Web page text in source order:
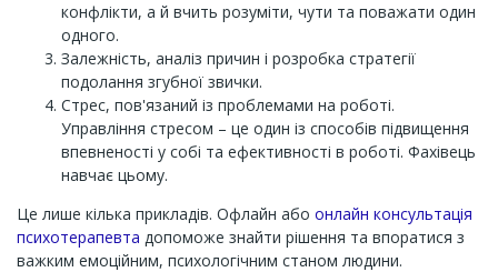
конфлікти, а й вчить розуміти, чути та поважати один
одного.
Залежність, аналіз причин і розробка стратегії
подолання згубної звички.
Стрес, пов'язаний із проблемами на роботі.
Управління стресом – це один із способів підвищення
впевненості у собі та ефективності в роботі. Фахівець
навчає цьому.
Це лише кілька прикладів. Офлайн або онлайн консультація
психотерапевта допоможе знайти рішення та впоратися з
важким емоційним, психологічним станом людини.